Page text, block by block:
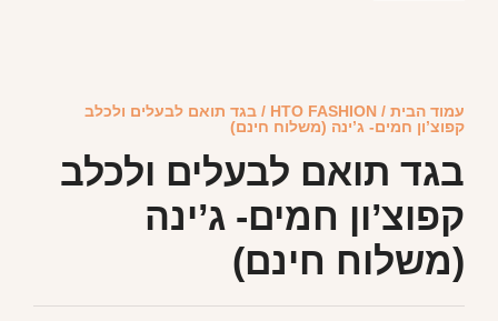
עמוד הבית /
HTO FASHION / בגד תואם לבעלים ולכלב
קפוצ’ון חמים- ג’ינה (משלוח חינם)
בגד תואם לבעלים ולכלב
קפוצ’ון חמים- ג’ינה
(משלוח חינם)